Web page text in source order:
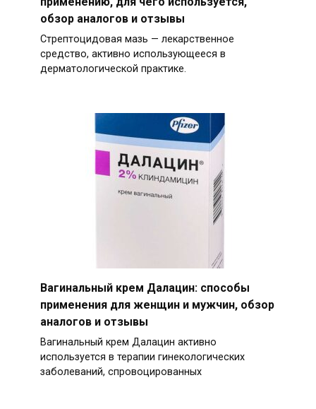
обзор аналогов и отзывы
Стрептоцидовая мазь — лекарственное
средство, активно использующееся в
дерматологической практике.
Вагинальный крем Далацин: способы
применения для женщин и мужчин, обзор
аналогов и отзывы
Вагинальный крем Далацин активно
используется в терапии гинекологических
заболеваний, спровоцированных